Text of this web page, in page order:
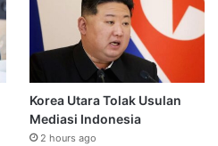
Korea Utara Tolak Usulan
Mediasi Indonesia
2 hours ago